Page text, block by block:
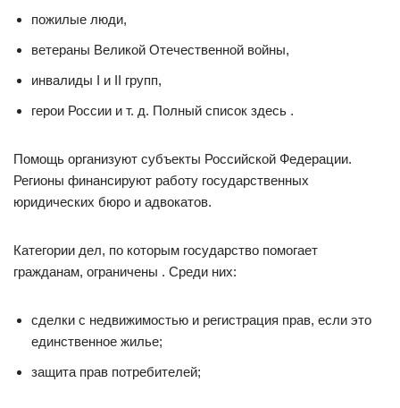
пожилые люди,
ветераны Великой Отечественной войны,
инвалиды I и II групп,
герои России и т. д. Полный список здесь .
Помощь организуют субъекты Российской Федерации.
Регионы финансируют работу государственных
юридических бюро и адвокатов.
Категории дел, по которым государство помогает
гражданам, ограничены . Среди них:
сделки с недвижимостью и регистрация прав, если это
единственное жилье;
защита прав потребителей;